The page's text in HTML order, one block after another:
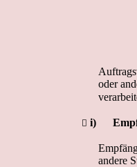
oder
 i) Emp
andere